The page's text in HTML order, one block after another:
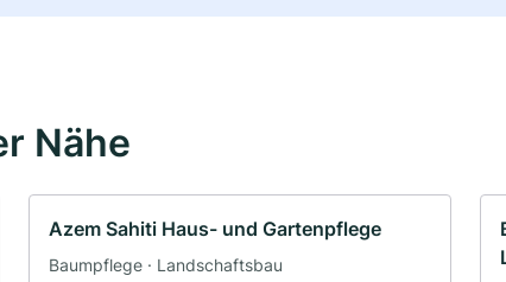
Nähe
Azem Sahiti Haus- und Gartenpflege
Baumpflege · Landschaftsbau